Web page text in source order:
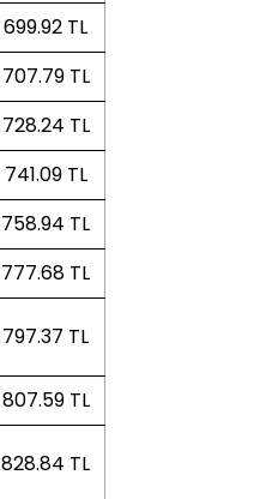
699.92 TL
707.79 TL
728.24 TL
741.09 TL
758.94 TL
777.68 TL
797.37 TL
807.59 TL
828.84 TL